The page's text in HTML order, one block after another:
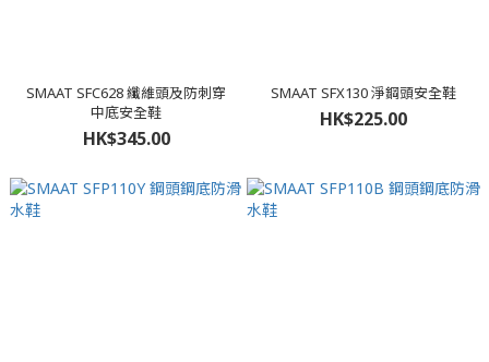
SMAAT SFC628 纖維頭及防刺穿
中底安全鞋
HK$345.00
SMAAT SFX130 淨鋼頭安全鞋
HK$225.00